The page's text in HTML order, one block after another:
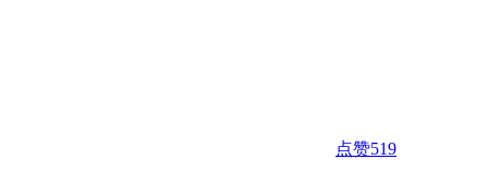
点赞519